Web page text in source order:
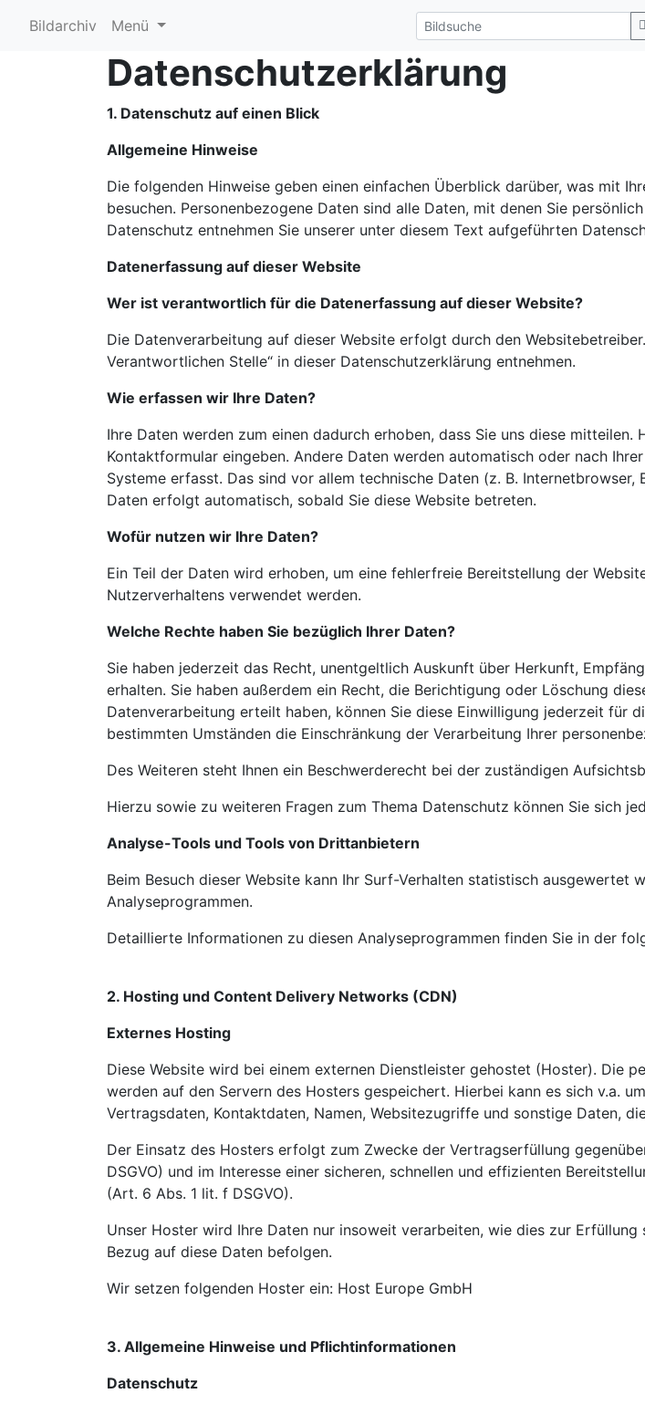
Bildarchiv Menü
Datenschutzerklärung
1. Datenschutz auf einen Blick
Allgemeine Hinweise
Die folgenden Hinweise geben einen einfachen Überblick darüber, was mit
besuchen. Personenbezogene Daten sind alle Daten, mit denen Sie
Datenschutz entnehmen Sie unserer unter diesem Text aufgeführten
Datenerfassung auf dieser Website
Wer ist verantwortlich für die Datenerfassung auf dieser Website?
Die Datenverarbeitung auf dieser Website erfolgt durch den
Verantwortlichen Stelle“ in dieser Datenschutzerklärung entnehmen.
Wie erfassen wir Ihre Daten?
Ihre Daten werden zum einen dadurch erhoben, dass Sie uns diese mitteilen.
Kontaktformular eingeben. Andere Daten werden automatisch oder nach
Systeme erfasst. Das sind vor allem technische Daten (z. B. Internetbrowser,
Daten erfolgt automatisch, sobald Sie diese Website betreten.
Wofür nutzen wir Ihre Daten?
Ein Teil der Daten wird erhoben, um eine fehlerfreie Bereitstellung der
Nutzerverhaltens verwendet werden.
Welche Rechte haben Sie bezüglich Ihrer Daten?
Sie haben jederzeit das Recht, unentgeltlich Auskunft über Herkunft,
erhalten. Sie haben außerdem ein Recht, die Berichtigung oder Löschung
Datenverarbeitung erteilt haben, können Sie diese Einwilligung jederzeit für
bestimmten Umständen die Einschränkung der Verarbeitung Ihrer
Des Weiteren steht Ihnen ein Beschwerderecht bei der zuständigen
Hierzu sowie zu weiteren Fragen zum Thema Datenschutz können Sie sich
Analyse-Tools und Tools von Drittanbietern
Beim Besuch dieser Website kann Ihr Surf-Verhalten statistisch ausgewertet
Analyseprogrammen.
Detaillierte Informationen zu diesen Analyseprogrammen finden Sie in der
2. Hosting und Content Delivery Networks (CDN)
Externes Hosting
Diese Website wird bei einem externen Dienstleister gehostet (Hoster). Die
werden auf den Servern des Hosters gespeichert. Hierbei kann es sich v.a.
Vertragsdaten, Kontaktdaten, Namen, Websitezugriffe und sonstige Daten,
Der Einsatz des Hosters erfolgt zum Zwecke der Vertragserfüllung
DSGVO) und im Interesse einer sicheren, schnellen und effizienten
(Art. 6 Abs. 1 lit. f DSGVO).
Unser Hoster wird Ihre Daten nur insoweit verarbeiten, wie dies zur
Bezug auf diese Daten befolgen.
Wir setzen folgenden Hoster ein: Host Europe GmbH
3. Allgemeine Hinweise und Pflichtinformationen
Datenschutz